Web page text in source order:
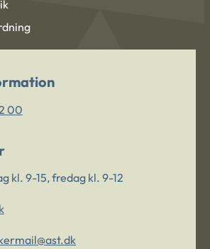
00
kl. 9-15, fredag kl. 9-12